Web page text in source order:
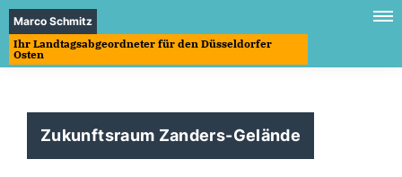
Marco Schmitz
Ihr Landtagsabgeordneter für den Düsseldorfer
Osten
Zukunftsraum Zanders-Gelände